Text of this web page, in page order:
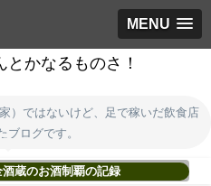
MENU
かなるものさ！
）ではないけど、足で稼いだ飲食店
ブログです。
蔵のお酒制覇の記録